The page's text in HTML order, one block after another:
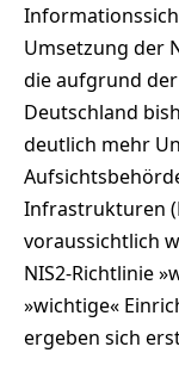
Umsetzung der
die aufgrund
Deutschland
deutlich mehr
Infrastrukturen
voraussichtlich
NIS2-Richtlinie
»wichtige«
ergeben sich